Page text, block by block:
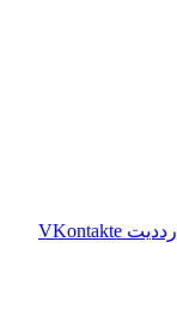
‫رددیت ‫VKontakte